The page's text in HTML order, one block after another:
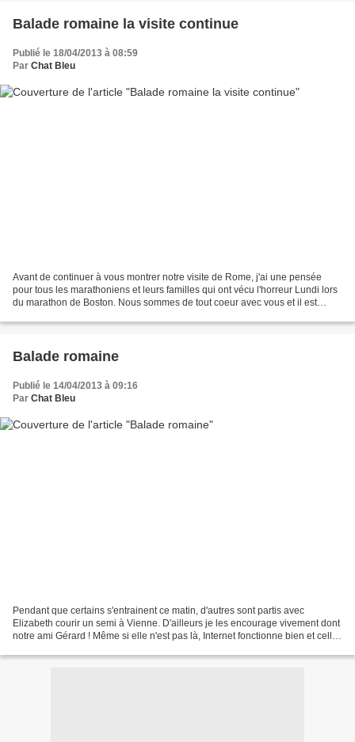
Balade romaine la visite continue
Publié le 18/04/2013 à 08:59
Par Chat Bleu
Avant de continuer à vous montrer notre visite de Rome, j'ai une pensée
pour tous les marathoniens et leurs familles qui ont vécu l'horreur Lundi lors
du marathon de Boston. Nous sommes de tout coeur avec vous et il est
Balade romaine
Publié le 14/04/2013 à 09:16
Par Chat Bleu
Pendant que certains s'entrainent ce matin, d'autres sont partis avec
Elizabeth courir un semi à Vienne. D'ailleurs je les encourage vivement dont
notre ami Gérard ! Même si elle n'est pas là, Internet fonctionne bien et celle-